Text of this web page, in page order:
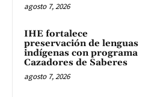
agosto 7, 2026
IHE fortalece
preservación de lenguas
indígenas con programa
Cazadores de Saberes
agosto 7, 2026